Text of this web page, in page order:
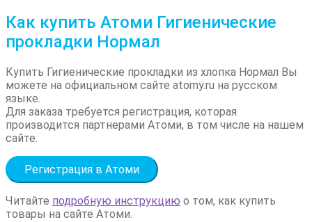
Как купить Атоми Гигиенические
прокладки Нормал
Купить Гигиенические прокладки из хлопка Нормал Вы
можете на официальном сайте atomy.ru на русском
языке.
Для заказа требуется регистрация, которая
производится партнерами Атоми, в том числе на нашем
сайте.
Регистрация в Атоми
Читайте подробную инструкцию о том, как купить
товары на сайте Атоми.